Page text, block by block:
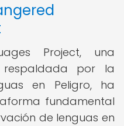
Project, una
respaldada por la
en Peligro, ha
fundamental
de lenguas en